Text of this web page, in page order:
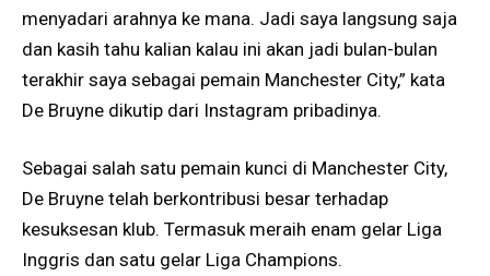
menyadari arahnya ke mana. Jadi saya langsung saja
dan kasih tahu kalian kalau ini akan jadi bulan-bulan
terakhir saya sebagai pemain Manchester City,” kata
De Bruyne dikutip dari Instagram pribadinya.
Sebagai salah satu pemain kunci di Manchester City,
De Bruyne telah berkontribusi besar terhadap
kesuksesan klub. Termasuk meraih enam gelar Liga
Inggris dan satu gelar Liga Champions.